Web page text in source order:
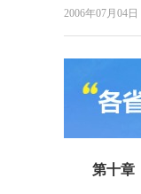
2006年07月04
第十章 马